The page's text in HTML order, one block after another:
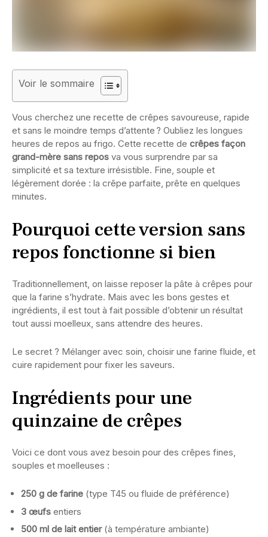
Voir le sommaire
Vous cherchez une recette de crêpes savoureuse, rapide
et sans le moindre temps d’attente ? Oubliez les longues
heures de repos au frigo. Cette recette de crêpes façon
grand-mère sans repos va vous surprendre par sa
simplicité et sa texture irrésistible. Fine, souple et
légèrement dorée : la crêpe parfaite, prête en quelques
minutes.
Pourquoi cette version sans
repos fonctionne si bien
Traditionnellement, on laisse reposer la pâte à crêpes pour
que la farine s’hydrate. Mais avec les bons gestes et
ingrédients, il est tout à fait possible d’obtenir un résultat
tout aussi moelleux, sans attendre des heures.
Le secret ? Mélanger avec soin, choisir une farine fluide, et
cuire rapidement pour fixer les saveurs.
Ingrédients pour une
quinzaine de crêpes
Voici ce dont vous avez besoin pour des crêpes fines,
souples et moelleuses :
250 g de farine (type T45 ou fluide de préférence)
3 œufs entiers
500 ml de lait entier(à température ambiante)